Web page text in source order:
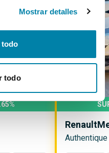
Mostrar detalles
todo
todo
3600€
%
Renault